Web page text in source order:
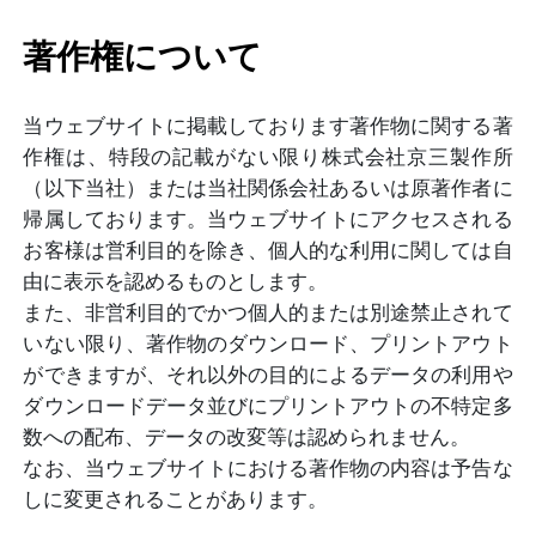
著作権について
当ウェブサイトに掲載しております著作物に関する著
作権は、特段の記載がない限り株式会社京三製作所
（以下当社）または当社関係会社あるいは原著作者に
帰属しております。当ウェブサイトにアクセスされる
お客様は営利目的を除き、個人的な利用に関しては自
由に表示を認めるものとします。
また、非営利目的でかつ個人的または別途禁止されて
いない限り、著作物のダウンロード、プリントアウト
ができますが、それ以外の目的によるデータの利用や
ダウンロードデータ並びにプリントアウトの不特定多
数への配布、データの改変等は認められません。
なお、当ウェブサイトにおける著作物の内容は予告な
しに変更されることがあります。